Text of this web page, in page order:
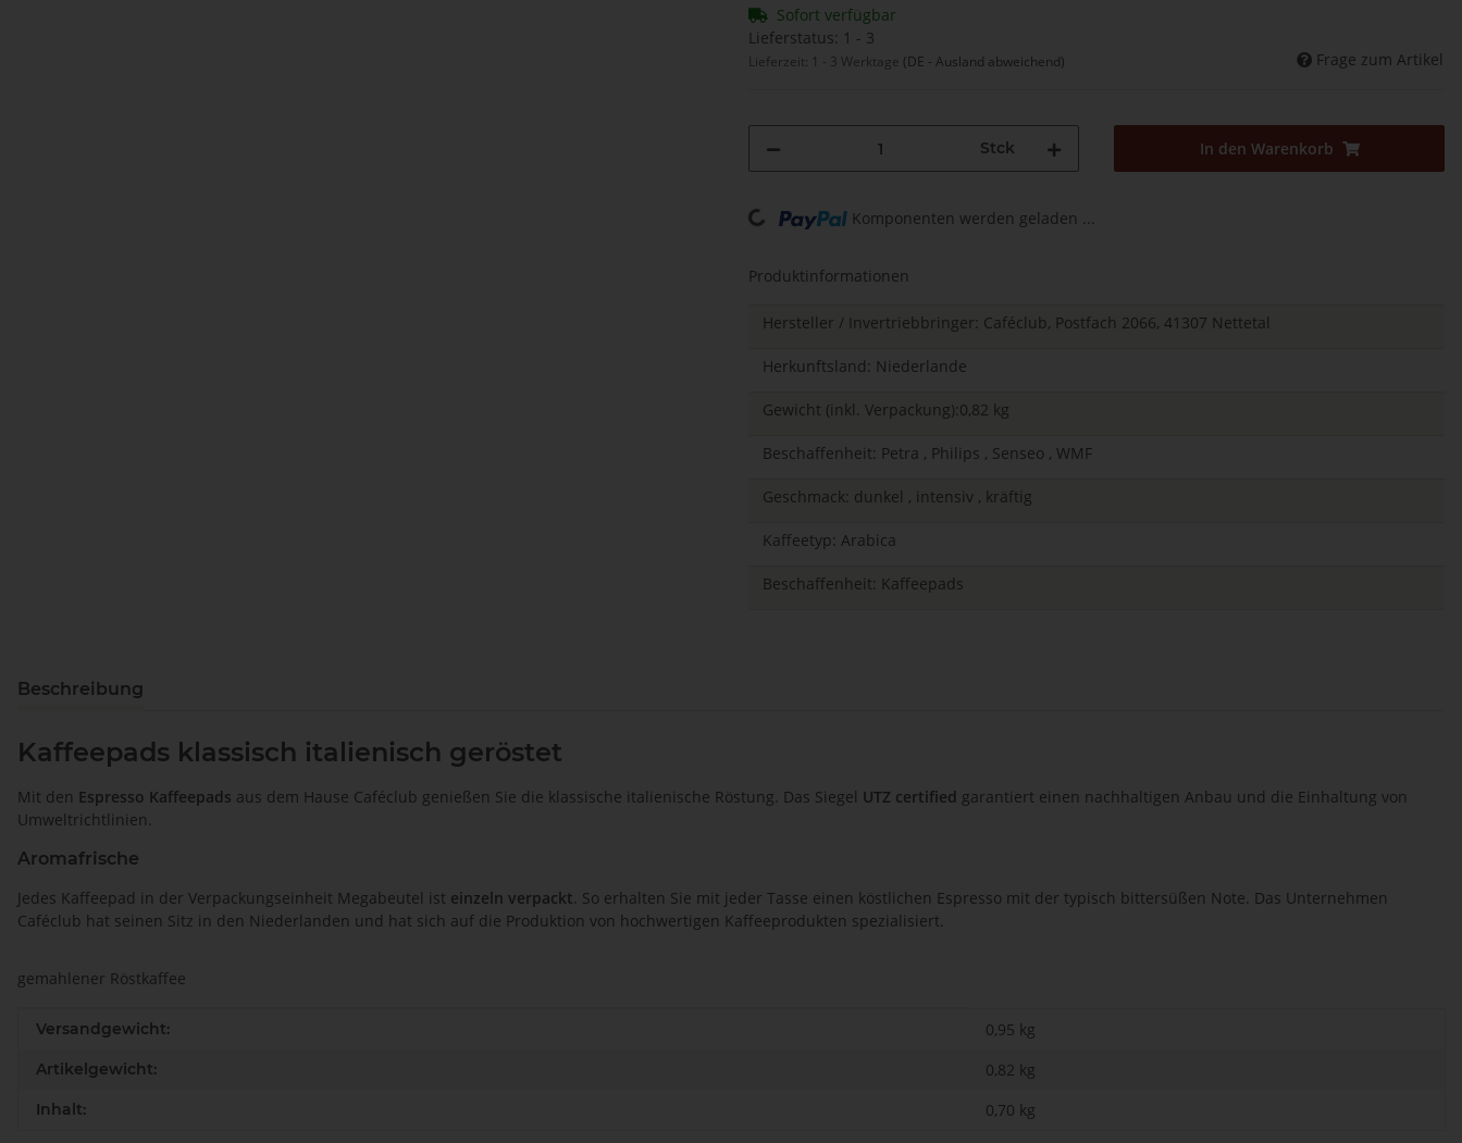
Sofort verfügbar
Lieferstatus: 1 - 3
Lieferzeit: 1 - 3 Werktage (DE - Ausland abweichend) Frage zum Artikel
Stck In den Warenkorb
Loading... Komponenten werden geladen ...
Produktinformationen
Hersteller / Invertriebbringer: Caféclub, Postfach 2066, 41307 Nettetal
Herkunftsland: Niederlande
Gewicht (inkl. Verpackung):0,82 kg
Beschaffenheit: Petra , Philips , Senseo , WMF
Geschmack: dunkel , intensiv , kräftig
Kaffeetyp: Arabica
Beschaffenheit: Kaffeepads
Beschreibung
Kaffeepads klassisch italienisch geröstet
Mit den Espresso Kaffeepads aus dem Hause Caféclub genießen Sie die klassische italienische Röstung. Das Siegel UTZ certified garantiert einen nachhaltigen Anbau und die Einhaltung von
Umweltrichtlinien.
Aromafrische
Jedes Kaffeepad in der Verpackungseinheit Megabeutel ist einzeln verpackt. So erhalten Sie mit jeder Tasse einen köstlichen Espresso mit der typisch bittersüßen Note. Das Unternehmen
Caféclub hat seinen Sitz in den Niederlanden und hat sich auf die Produktion von hochwertigen Kaffeeprodukten spezialisiert.
gemahlener Röstkaffee
Produkteigenschaft
Wert
Versandgewicht: 0,95 kg
Artikelgewicht: 0,82 kg
Inhalt: 0,70 kg